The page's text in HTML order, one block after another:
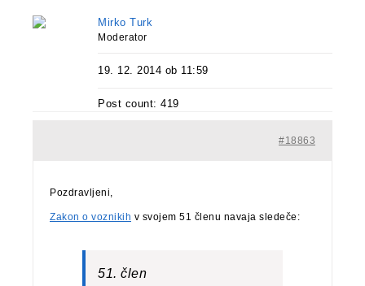
Mirko Turk
Moderator
19. 12. 2014 ob 11:59
Post count: 419
#18863
Pozdravljeni,
Zakon o voznikih v svojem 51 členu navaja sledeče:
51. člen